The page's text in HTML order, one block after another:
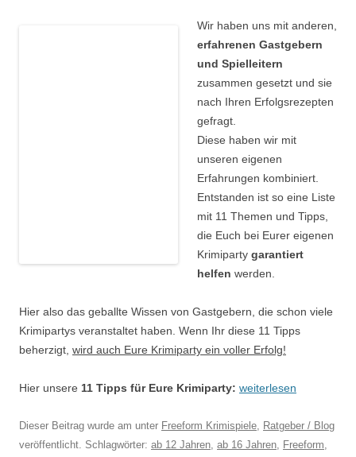
Wir haben uns mit anderen,
erfahrenen Gastgebern
und Spielleitern
zusammen gesetzt und sie
nach Ihren Erfolgsrezepten
gefragt.
Diese haben wir mit
unseren eigenen
Erfahrungen kombiniert.
Entstanden ist so eine Liste
mit 11 Themen und Tipps,
die Euch bei Eurer eigenen
Krimiparty garantiert
helfen werden.
Hier also das geballte Wissen von Gastgebern, die schon viele
Krimipartys veranstaltet haben. Wenn Ihr diese 11 Tipps
beherzigt, wird auch Eure Krimiparty ein voller Erfolg!
Hier unsere 11 Tipps für Eure Krimiparty: weiterlesen
Dieser Beitrag wurde am unter Freeform Krimispiele, Ratgeber / Blog
veröffentlicht. Schlagwörter: ab 12 Jahren, ab 16 Jahren, Freeform,